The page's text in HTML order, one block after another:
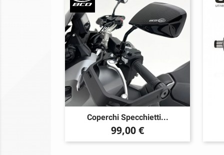
Coperchi Specchietti...
Prezzo
99,00 €